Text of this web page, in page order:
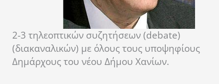
2-3 τηλεοπτικών συζητήσεων (debate)
(διακαναλικών) με όλους τους υποψηφίους
Δημάρχους του νέου Δήμου Χανίων.